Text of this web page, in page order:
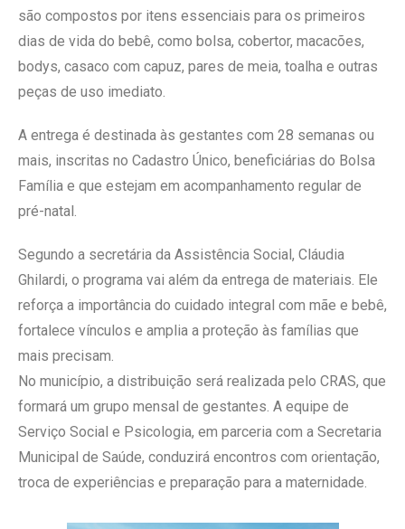
são compostos por itens essenciais para os primeiros
dias de vida do bebê, como bolsa, cobertor, macacões,
bodys, casaco com capuz, pares de meia, toalha e outras
peças de uso imediato.
A entrega é destinada às gestantes com 28 semanas ou
mais, inscritas no Cadastro Único, beneficiárias do Bolsa
Família e que estejam em acompanhamento regular de
pré-natal.
Segundo a secretária da Assistência Social, Cláudia
Ghilardi, o programa vai além da entrega de materiais. Ele
reforça a importância do cuidado integral com mãe e bebê,
fortalece vínculos e amplia a proteção às famílias que
mais precisam.
No município, a distribuição será realizada pelo CRAS, que
formará um grupo mensal de gestantes. A equipe de
Serviço Social e Psicologia, em parceria com a Secretaria
Municipal de Saúde, conduzirá encontros com orientação,
troca de experiências e preparação para a maternidade.